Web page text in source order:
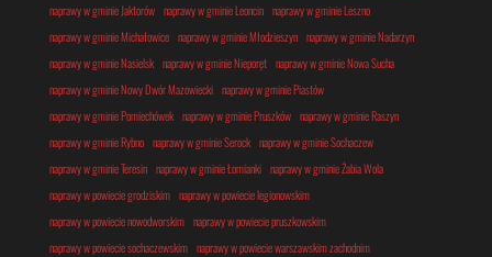
naprawy w gminie Jaktorów naprawy w gminie Leoncin naprawy w gminie Leszno
naprawy w gminie Michałowice naprawy w gminie Młodzieszyn naprawy w gminie Nadarzyn
naprawy w gminie Nasielsk naprawy w gminie Nieporęt naprawy w gminie Nowa Sucha
naprawy w gminie Nowy Dwór Mazowiecki naprawy w gminie Piastów
naprawy w gminie Pomiechówek naprawy w gminie Pruszków naprawy w gminie Raszyn
naprawy w gminie Rybno naprawy w gminie Serock naprawy w gminie Sochaczew
naprawy w gminie Teresin naprawy w gminie Łomianki naprawy w gminie Żabia Wola
naprawy w powiecie grodziskim naprawy w powiecie legionowskim
naprawy w powiecie nowodworskim naprawy w powiecie pruszkowskim
naprawy w powiecie sochaczewskim naprawy w powiecie warszawskim zachodnim